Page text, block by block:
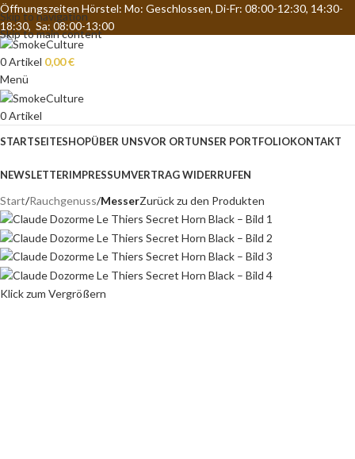
Skip to navigation
Skip to main content
Öffnungszeiten Hörstel: Mo: Geschlossen, Di-Fr: 08:00-12:30, 14:30-
18:30, Sa: 08:00-13:00
0Artikel 0,00€
Menü
0Artikel
STARTSEITESHOPÜBER UNSVOR ORTUNSER PORTFOLIOKONTAKT
NEWSLETTERIMPRESSUMVERTRAG WIDERRUFEN
Start Rauchgenuss MesserZurück zu den Produkten
Klick zum Vergrößern